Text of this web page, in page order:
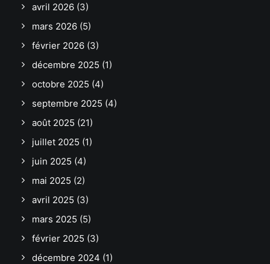
avril 2026 (3)
mars 2026 (5)
février 2026 (3)
décembre 2025 (1)
octobre 2025 (4)
septembre 2025 (4)
août 2025 (21)
juillet 2025 (1)
juin 2025 (4)
mai 2025 (2)
avril 2025 (3)
mars 2025 (5)
février 2025 (3)
décembre 2024 (1)